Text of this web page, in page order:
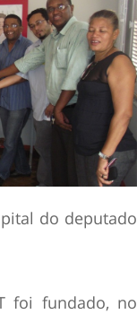
do deputado
foi fundado, no